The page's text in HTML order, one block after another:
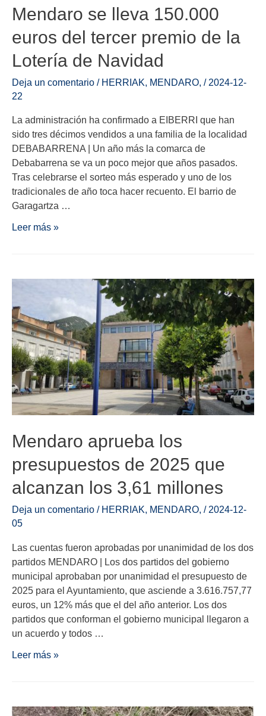
Mendaro se lleva 150.000
euros del tercer premio de la
Lotería de Navidad
Deja un comentario / HERRIAK, MENDARO, / 2024-12-
22
La administración ha confirmado a EIBERRI que han
sido tres décimos vendidos a una familia de la localidad
DEBABARRENA | Un año más la comarca de
Debabarrena se va un poco mejor que años pasados.
Tras celebrarse el sorteo más esperado y uno de los
tradicionales de año toca hacer recuento. El barrio de
Garagartza …
Leer más »
Mendaro aprueba los
presupuestos de 2025 que
alcanzan los 3,61 millones
Deja un comentario / HERRIAK, MENDARO, / 2024-12-
05
Las cuentas fueron aprobadas por unanimidad de los dos
partidos MENDARO | Los dos partidos del gobierno
municipal aprobaban por unanimidad el presupuesto de
2025 para el Ayuntamiento, que asciende a 3.616.757,77
euros, un 12% más que el del año anterior. Los dos
partidos que conforman el gobierno municipal llegaron a
un acuerdo y todos …
Leer más »